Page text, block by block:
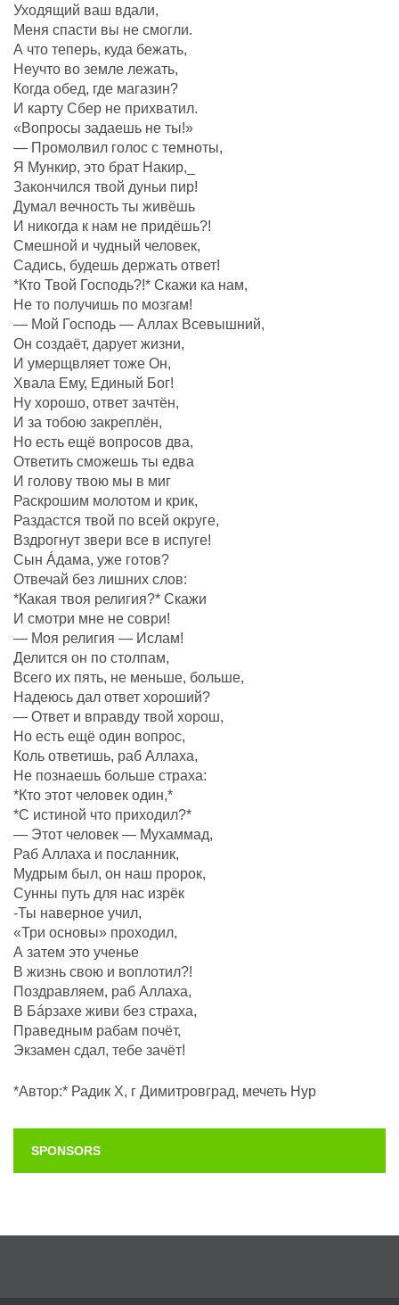
Уходящий ваш вдали,
Меня спасти вы не смогли.
А что теперь, куда бежать,
Неучто во земле лежать,
Когда обед, где магазин?
И карту Сбер не прихватил.
«Вопросы задаешь не ты!»
— Промолвил голос с темноты,
Я Мункир, это брат Накир,_
Закончился твой дуньи пир!
Думал вечность ты живёшь
И никогда к нам не придёшь?!
Смешной и чудный человек,
Садись, будешь держать ответ!
*Кто Твой Господь?!* Скажи ка нам,
Не то получишь по мозгам!
— Мой Господь — Аллах Всевышний,
Он создаëт, дарует жизни,
И умерщвляет тоже Он,
Хвала Ему, Единый Бог!
Ну хорошо, ответ зачтëн,
И за тобою закреплëн,
Но есть ещё вопросов два,
Ответить сможешь ты едва
И голову твою мы в миг
Раскрошим молотом и крик,
Раздастся твой по всей округе,
Вздрогнут звери все в испуге!
Сын Áдама, уже готов?
Отвечай без лишних слов:
*Какая твоя религия?* Скажи
И смотри мне не соври!
— Моя религия — Ислам!
Делится он по столпам,
Всего их пять, не меньше, больше,
Надеюсь дал ответ хороший?
— Ответ и вправду твой хорош,
Но есть ещё один вопрос,
Коль ответишь, раб Аллаха,
Не познаешь больше страха:
*Кто этот человек один,*
*С истиной что приходил?*
— Этот человек — Мухаммад,
Раб Аллаха и посланник,
Мудрым был, он наш пророк,
Сунны путь для нас изрёк
-Ты наверное учил,
«Три основы» проходил,
А затем это ученье
В жизнь свою и воплотил?!
Поздравляем, раб Аллаха,
В Бáрзахе живи без страха,
Праведным рабам почëт,
Экзамен сдал, тебе зачёт!
*Автор:* Радик Х, г Димитровград, мечеть Нур
SPONSORS